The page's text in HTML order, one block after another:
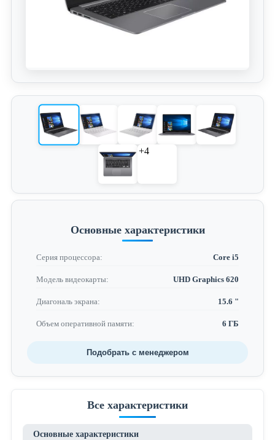
+4
Основные характеристики
Серия процессора: Core i5
Модель видеокарты: UHD Graphics 620
Диагональ экрана: 15.6 "
Объем оперативной памяти: 6 ГБ
Подобрать с менеджером
Все характеристики
Основные характеристики